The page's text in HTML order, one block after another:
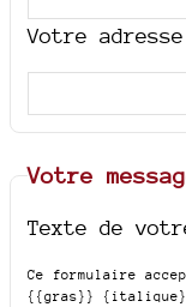
Votre
Votre
Texte de
Ce formulaire
{{gras}} {italique}